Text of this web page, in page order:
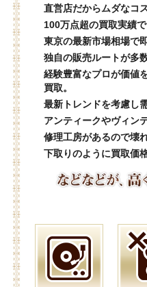
直営店だからムダなコ
100万点超の買取実績で
東京の最新市場相場で
独自の販売ルートが多
経験豊富なプロが価値
買取。
最新トレンドを考慮し
アンティークやヴィン
修理工房があるので壊
下取りのように買取価